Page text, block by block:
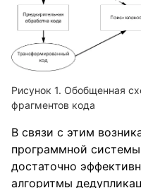
Обобщенная
фрагментов кода
В связи с этим
программной
достаточно
алгоритмы